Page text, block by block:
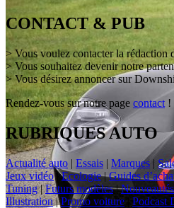
CONTACT & PUB
> Vous voulez contacter la rédaction
> Vous souhaitez devenir notre
> Vous désirez annoncer sur
Rendez-vous sur notre page contact !
RUBRIQUES AUTO
Actualité auto | Essais | Marques |
Jeux vidéo|Ecologie|Guides
Tuning|Futurs modèles|Nouveautés
Illustration|Promo voiture Podcast